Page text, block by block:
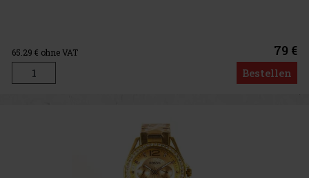
65.29 € ohne VAT 79 €
Bestellen